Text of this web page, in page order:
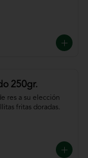
250gr.
res a su elección
fritas doradas.